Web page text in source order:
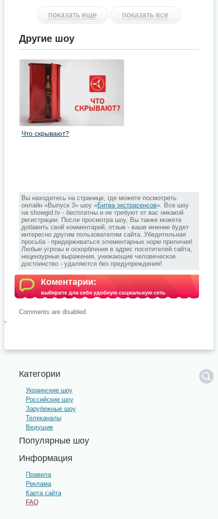
показать еще показать все
Другие шоу
Что скрывают?
Вы находитесь на странице, где можете посмотреть
онлайн «Выпуск 3» шоу «Битва экстрасенсов». Все шоу
на showgid.tv - бесплатны и не требуют от вас никакой
регистрации. После просмотра шоу, Вы также можете
добавить свой комментарий, отзыв - ваше мнение будет
интересно другим пользователям сайта. Убедительная
просьба - придерживаться элементарных норм приличия!
Любые угрозы и оскорбления в адрес посетителей сайта,
нецензурные выражения, унижающие человеческое
достоинство - удаляются без предупреждения!
Коментарии:
выберите для себя удобную социальную сеть
Comments are disabled
.
Категории
Украинские шоу
Российские шоу
Зарубежные шоу
Телеканалы
Ведущие
Популярные шоу
Информация
Правила
Реклама
Карта сайта
FAQ